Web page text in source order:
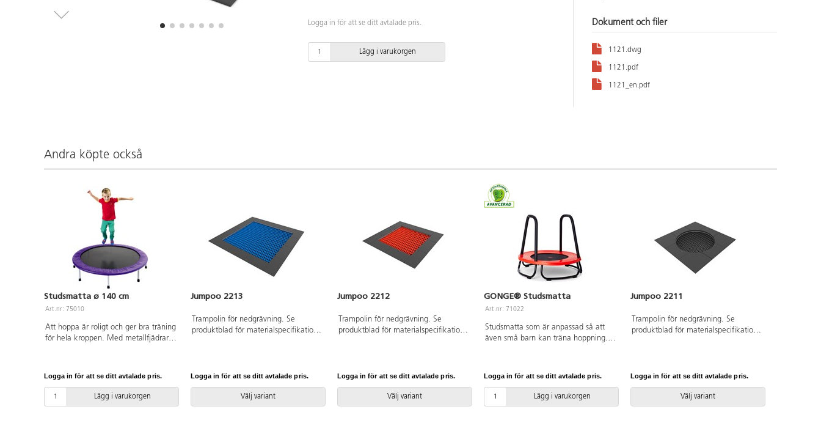
Logga in för att se ditt avtalade pris.
Lägg i varukorgen
Dokument och filer
1121.dwg
1121.pdf
1121_en.pdf
Andra köpte också
Studsmatta ø 140 cm
Art.nr: 75010
Att hoppa är roligt och ger bra träning
för hela kroppen. Med metallfjädrar.
Logga in för att se ditt avtalade pris.
Lägg i varukorgen
Jumpoo 2213
Trampolin för nedgrävning. Se
produktblad för materialspecifikation.
på begäran. Inkluderar
markförankring K16.
Logga in för att se ditt avtalade pris.
Välj variant
Jumpoo 2212
Trampolin för nedgrävning. Se
produktblad för materialspecifikation.
på begäran. Inkluderar
markförankring K16.
Logga in för att se ditt avtalade pris.
Välj variant
GONGE® Studsmatta
Art.nr: 71022
Studsmatta som är anpassad så att
även små barn kan träna hoppning.
från golv 18 cm. Bredd mellan
handtag 45 cm. Av PP, TPE och stål.
Logga in för att se ditt avtalade pris.
Lägg i varukorgen
Jumpoo 2211
Trampolin för nedgrävning. Se
produktblad för materialspecifikation.
på begäran. Inkluderar
markförankring K16.
Logga in för att se ditt avtalade pris.
Välj variant